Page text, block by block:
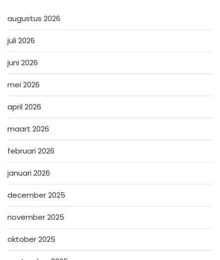
augustus 2026
juli 2026
juni 2026
mei 2026
april 2026
maart 2026
februari 2026
januari 2026
december 2025
november 2025
oktober 2025